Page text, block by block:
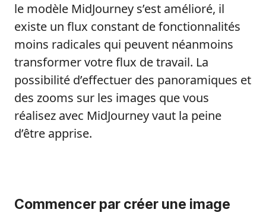
le modèle MidJourney s’est amélioré, il
existe un flux constant de fonctionnalités
moins radicales qui peuvent néanmoins
transformer votre flux de travail. La
possibilité d’effectuer des panoramiques et
des zooms sur les images que vous
réalisez avec MidJourney vaut la peine
d’être apprise.
Commencer par créer une image